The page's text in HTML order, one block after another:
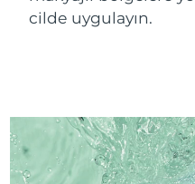
cilde uygulayın.